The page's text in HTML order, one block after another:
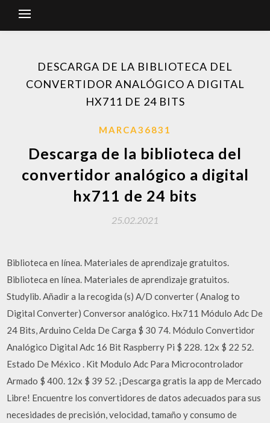
DESCARGA DE LA BIBLIOTECA DEL
CONVERTIDOR ANALÓGICO A DIGITAL
HX711 DE 24 BITS
MARCA36831
Descarga de la biblioteca del
convertidor analógico a digital
hx711 de 24 bits
25.02.2021
Biblioteca en línea. Materiales de aprendizaje gratuitos.
Biblioteca en línea. Materiales de aprendizaje gratuitos.
Studylib. Añadir a la recogida (s) A/D converter ( Analog to
Digital Converter) Conversor analógico. Hx711 Módulo Adc De
24 Bits, Arduino Celda De Carga $ 30 74. Módulo Convertidor
Analógico Digital Adc 16 Bit Raspberry Pi $ 228. 12x $ 22 52.
Estado De México . Kit Modulo Adc Para Microcontrolador
Armado $ 400. 12x $ 39 52. ¡Descarga gratis la app de Mercado
Libre! Encuentre los convertidores de datos adecuados para sus
necesidades de precisión, velocidad, tamaño y consumo de